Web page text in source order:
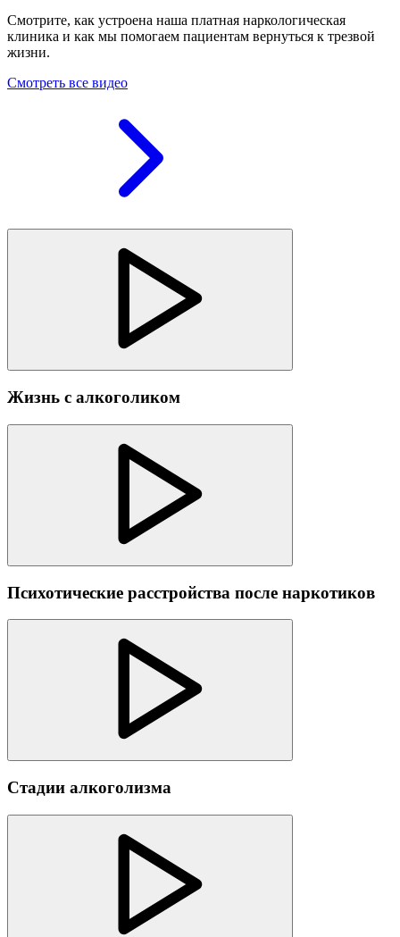
Смотрите, как устроена наша платная наркологическая
клиника и как мы помогаем пациентам вернуться к трезвой
жизни.
Смотреть все видео
Жизнь с алкоголиком
Психотические расстройства после наркотиков
Стадии алкоголизма